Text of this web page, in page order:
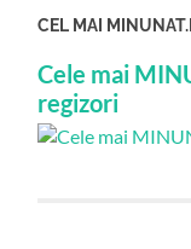
CEL MAI
Cele mai
regizori